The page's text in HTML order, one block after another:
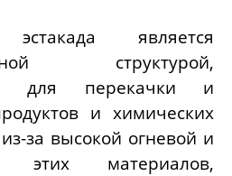
эстакада является
структурой,
для перекачки и
и химических
за высокой огневой и
этих материалов,